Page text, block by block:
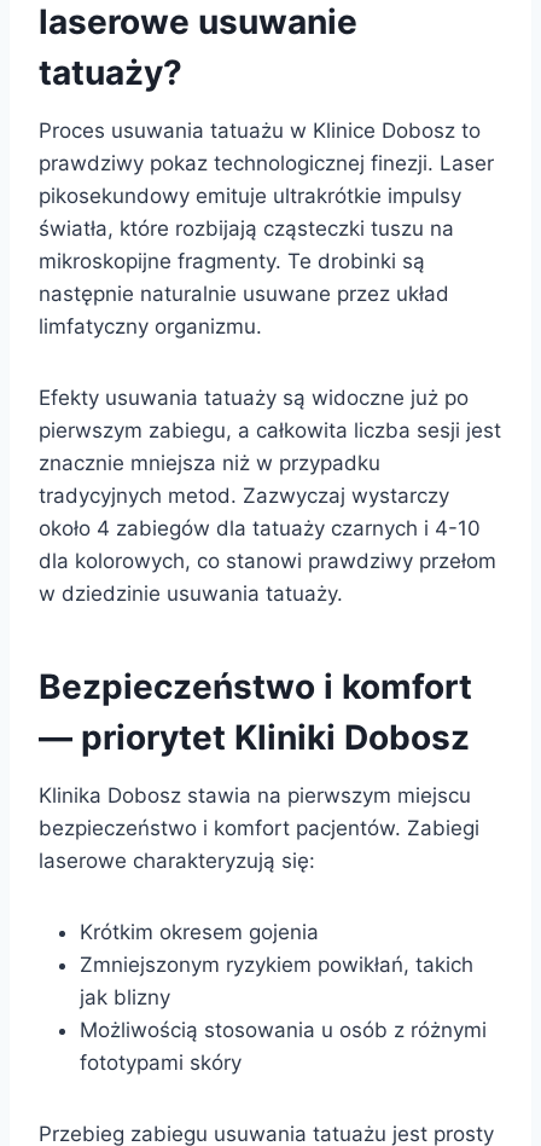
laserowe usuwanie
tatuaży?
Proces usuwania tatuażu w Klinice Dobosz to
prawdziwy pokaz technologicznej finezji. Laser
pikosekundowy emituje ultrakrótkie impulsy
światła, które rozbijają cząsteczki tuszu na
mikroskopijne fragmenty. Te drobinki są
następnie naturalnie usuwane przez układ
limfatyczny organizmu.
Efekty usuwania tatuaży są widoczne już po
pierwszym zabiegu, a całkowita liczba sesji jest
znacznie mniejsza niż w przypadku
tradycyjnych metod. Zazwyczaj wystarczy
około 4 zabiegów dla tatuaży czarnych i 4-10
dla kolorowych, co stanowi prawdziwy przełom
w dziedzinie usuwania tatuaży.
Bezpieczeństwo i komfort
— priorytet Kliniki Dobosz
Klinika Dobosz stawia na pierwszym miejscu
bezpieczeństwo i komfort pacjentów. Zabiegi
laserowe charakteryzują się:
Krótkim okresem gojenia
Zmniejszonym ryzykiem powikłań, takich
jak blizny
Możliwością stosowania u osób z różnymi
fototypami skóry
Przebieg zabiegu usuwania tatuażu jest prosty